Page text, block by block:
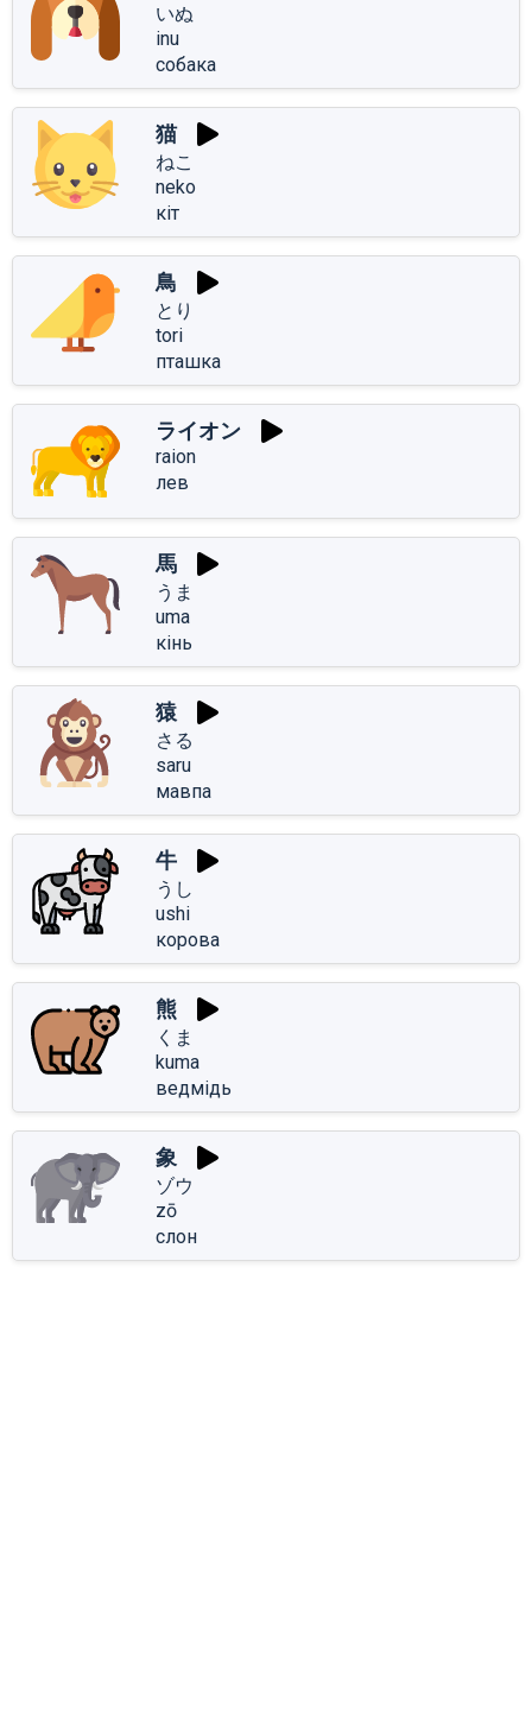
いぬ
inu
собака
猫
ねこ
neko
кіт
鳥
とり
tori
пташка
ライオン
raion
лев
馬
うま
uma
кінь
猿
さる
saru
мавпа
牛
うし
ushi
корова
熊
くま
kuma
ведмідь
象
ゾウ
zō
слон